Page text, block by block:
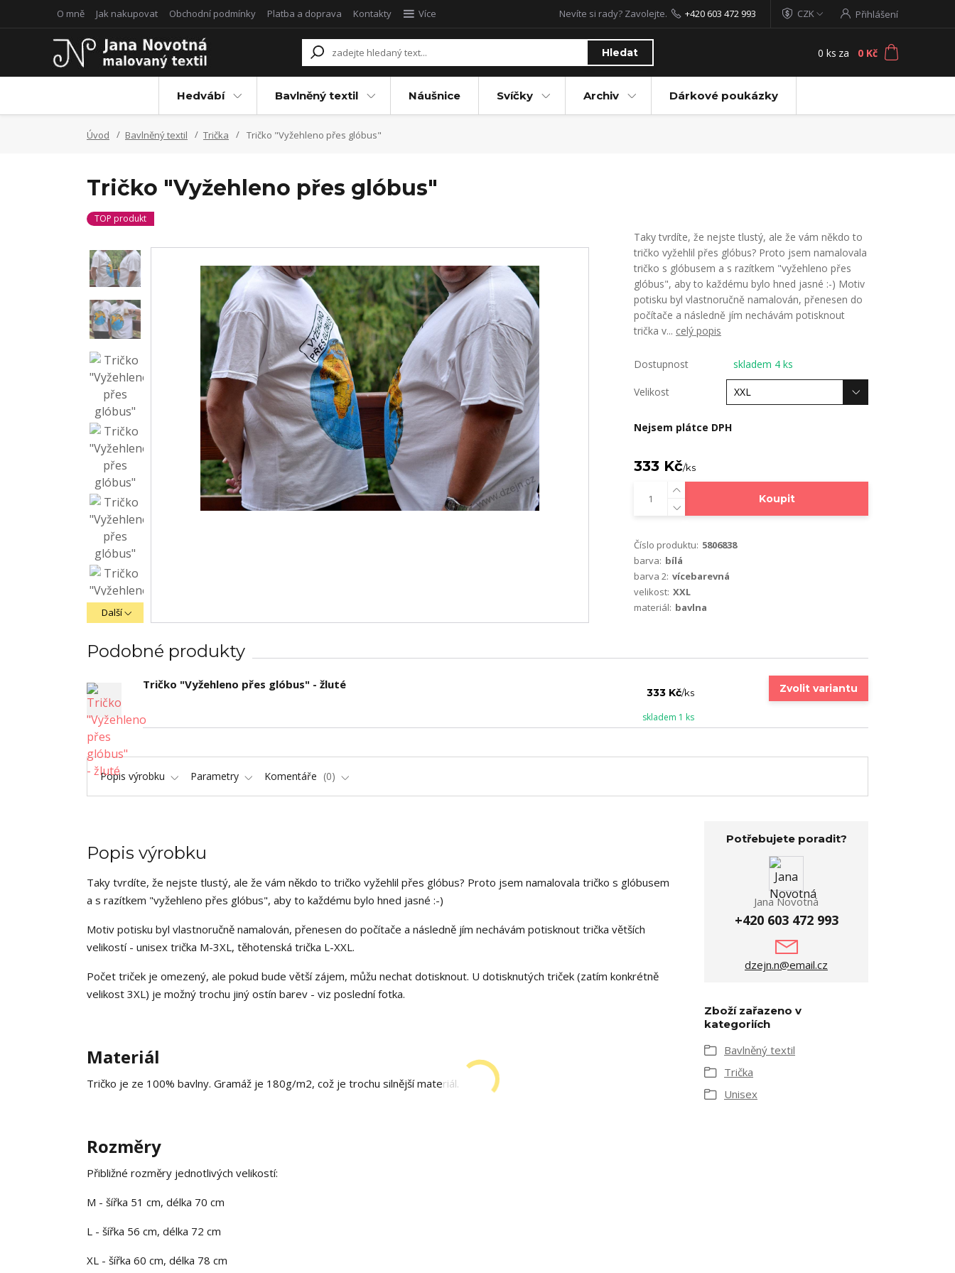
O mně Jak nakupovat Obchodní podmínky Platba a doprava Kontakty Více CZK Přihlášení
Hledat
Nevíte si rady? Zavolejte. +420 603 472 993
0 ks za 0 Kč
Hedvábí Bavlněný textil Náušnice Svíčky Archiv Dárkové poukázky
Úvod Bavlněný textil Trička Tričko "Vyžehleno přes glóbus"
Tričko "Vyžehleno přes glóbus"
TOP produkt
Další
Taky tvrdíte, že nejste tlustý, ale že vám někdo to
tričko vyžehlil přes glóbus? Proto jsem namalovala
tričko s glóbusem a s razítkem "vyžehleno přes
glóbus", aby to každému bylo hned jasné :-) Motiv
potisku byl vlastnoručně namalován, přenesen do
počítače a následně jím nechávám potisknout
trička v... celý popis
Dostupnost skladem 4 ks
Velikost
Nejsem plátce DPH
333 Kč/ks
Koupit
Číslo produktu: 5806838
barva: bílá
barva 2: vícebarevná
velikost: XXL
materiál: bavlna
Podobné produkty
Tričko "Vyžehleno přes glóbus" - žluté
333 Kč/ks
skladem 1 ks
Zvolit variantu
Popis výrobku Parametry Komentáře 0
Popis výrobku
Taky tvrdíte, že nejste tlustý, ale že vám někdo to tričko vyžehlil přes glóbus? Proto jsem namalovala tričko s glóbusem
a s razítkem "vyžehleno přes glóbus", aby to každému bylo hned jasné :-)
Motiv potisku byl vlastnoručně namalován, přenesen do počítače a následně jím nechávám potisknout trička větších
velikostí - unisex trička M-3XL, těhotenská trička L-XXL.
Počet triček je omezený, ale pokud bude větší zájem, můžu nechat dotisknout. U dotisknutých triček (zatím konkrétně
velikost 3XL) je možný trochu jiný ostín barev - viz poslední fotka.
Materiál
Tričko je ze 100% bavlny. Gramáž je 180g/m2, což je trochu silnější materiál.
Rozměry
Přibližné rozměry jednotlivých velikostí:
M - šířka 51 cm, délka 70 cm
L - šířka 56 cm, délka 72 cm
XL - šířka 60 cm, délka 78 cm
Potřebujete poradit?
Jana Novotná
+420 603 472 993
dzejn.n@email.cz
Zboží zařazeno v
kategoriích
Bavlněný textil
Trička
Unisex